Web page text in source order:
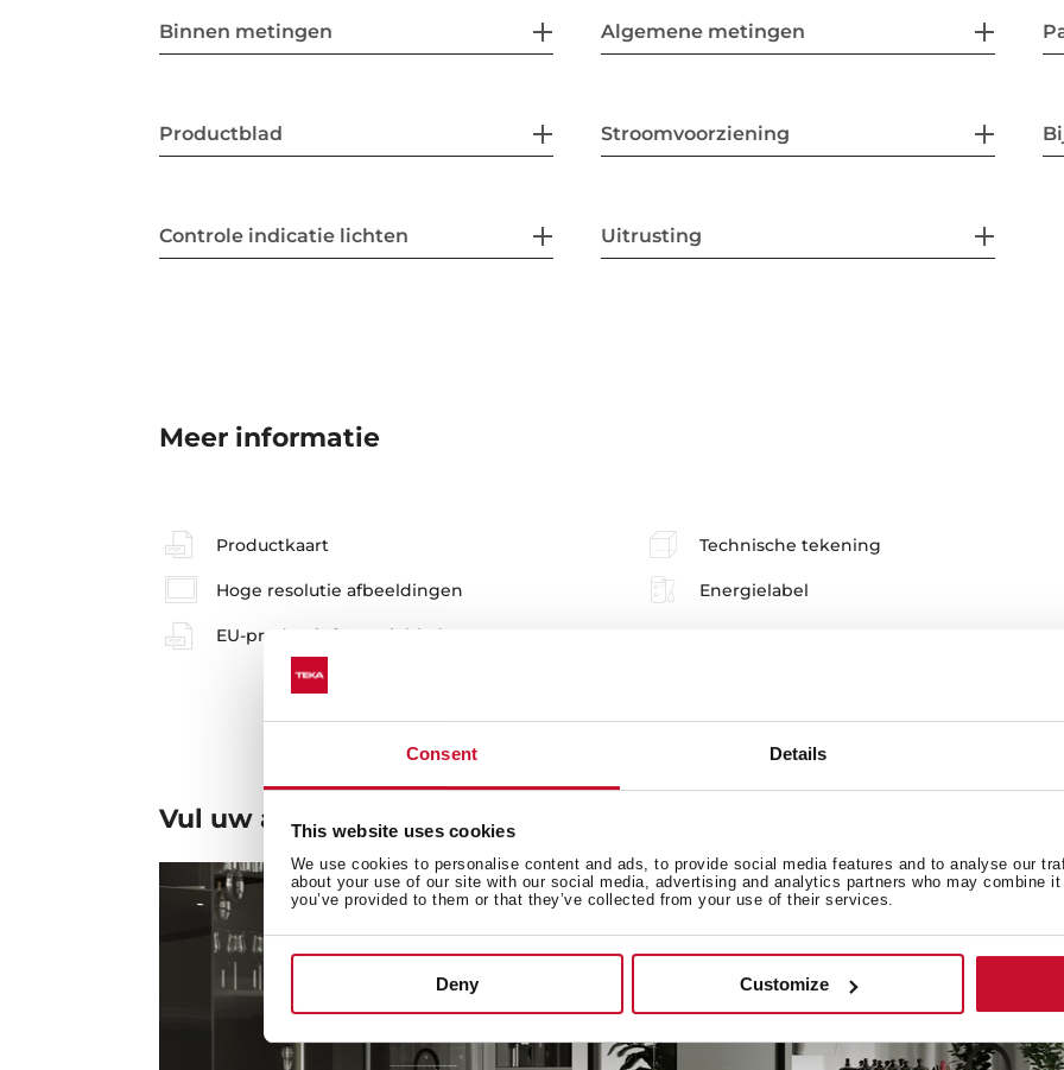
Consent Details
This website uses cookies
We use cookies to personalise content and ads, to provide social media features and to analyse our
about your use of our site with our social media, advertising and analytics partners who may combine
you’ve provided to them or that they’ve collected from your use of their services.
Deny Customize
Binnen metingen Algemene metingen
Productblad Stroomvoorziening
Controle indicatie lichten Uitrusting
Meer informatie
Productkaart Technische tekening
Hoge resolutie afbeeldingen Energielabel
EU-productinformatieblad
Vul uw aankoop aan